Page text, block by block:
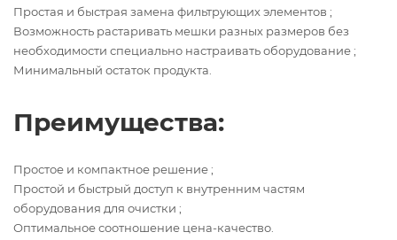
Простая и быстрая замена фильтрующих элементов ;
Возможность растаривать мешки разных размеров без
необходимости специально настраивать оборудование ;
Минимальный остаток продукта.
Преимущества:
Простое и компактное решение ;
Простой и быстрый доступ к внутренним частям
оборудования для очистки ;
Оптимальное соотношение цена-качество.